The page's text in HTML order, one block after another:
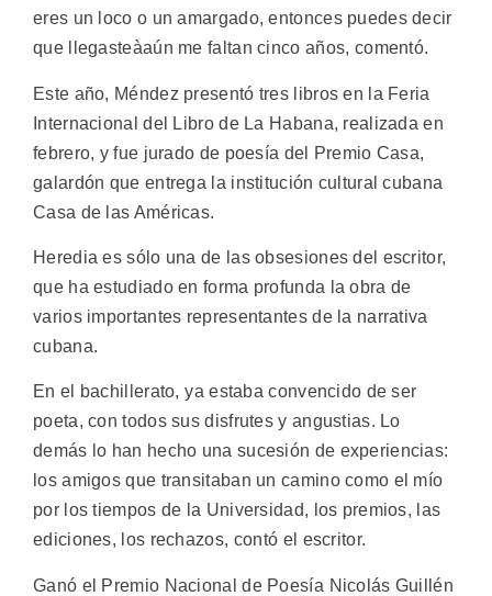
eres un loco o un amargado, entonces puedes decir
que llegasteàaún me faltan cinco años, comentó.
Este año, Méndez presentó tres libros en la Feria
Internacional del Libro de La Habana, realizada en
febrero, y fue jurado de poesía del Premio Casa,
galardón que entrega la institución cultural cubana
Casa de las Américas.
Heredia es sólo una de las obsesiones del escritor,
que ha estudiado en forma profunda la obra de
varios importantes representantes de la narrativa
cubana.
En el bachillerato, ya estaba convencido de ser
poeta, con todos sus disfrutes y angustias. Lo
demás lo han hecho una sucesión de experiencias:
los amigos que transitaban un camino como el mío
por los tiempos de la Universidad, los premios, las
ediciones, los rechazos, contó el escritor.
Ganó el Premio Nacional de Poesía Nicolás Guillén